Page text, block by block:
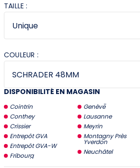
TAILLE :
COULEUR :
DISPONIBILITÉ EN MAGASIN
Cointrin
Conthey
Crissier
Entrepôt GVA
Entrepôt GVA-W
Fribourg
Genève
Lausanne
Meyrin
Montagny Près
Yverdon
Neuchâtel